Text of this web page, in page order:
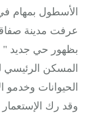
الأسطول بمهام
عرفت مدينة
بظهور حي جديد "
المسكن الرئيسي
الحيوانات وخدمو
وقد رك